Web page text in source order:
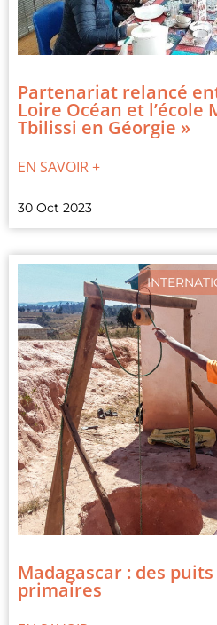
Partenariat relancé
Loire Océan et l’école
Tbilissi en Géorgie »
EN SAVOIR +
30 Oct 2023
Madagascar : des
primaires